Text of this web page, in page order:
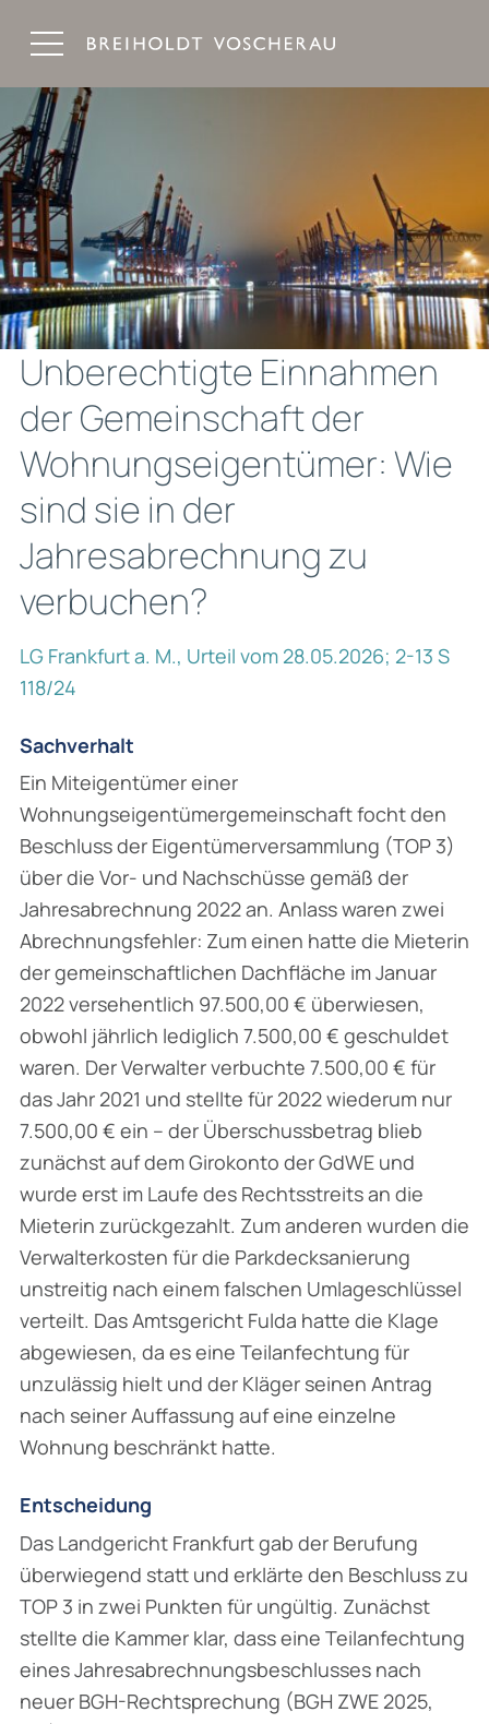
Unberechtigte Einnahmen
der Gemeinschaft der
Wohnungseigentümer: Wie
sind sie in der
Jahresabrechnung zu
verbuchen?
LG Frankfurt a. M., Urteil vom 28.05.2026; 2-13 S
118/24
Sachverhalt
Ein Miteigentümer einer
Wohnungseigentümergemeinschaft focht den
Beschluss der Eigentümerversammlung (TOP 3)
über die Vor- und Nachschüsse gemäß der
Jahresabrechnung 2022 an. Anlass waren zwei
Abrechnungsfehler: Zum einen hatte die Mieterin
der gemeinschaftlichen Dachfläche im Januar
2022 versehentlich 97.500,00 € überwiesen,
obwohl jährlich lediglich 7.500,00 € geschuldet
waren. Der Verwalter verbuchte 7.500,00 € für
das Jahr 2021 und stellte für 2022 wiederum nur
7.500,00 € ein – der Überschussbetrag blieb
zunächst auf dem Girokonto der GdWE und
wurde erst im Laufe des Rechtsstreits an die
Mieterin zurückgezahlt. Zum anderen wurden die
Verwalterkosten für die Parkdecksanierung
unstreitig nach einem falschen Umlageschlüssel
verteilt. Das Amtsgericht Fulda hatte die Klage
abgewiesen, da es eine Teilanfechtung für
unzulässig hielt und der Kläger seinen Antrag
nach seiner Auffassung auf eine einzelne
Wohnung beschränkt hatte.
Entscheidung
Das Landgericht Frankfurt gab der Berufung
überwiegend statt und erklärte den Beschluss zu
TOP 3 in zwei Punkten für ungültig. Zunächst
stellte die Kammer klar, dass eine Teilanfechtung
eines Jahresabrechnungsbeschlusses nach
neuer BGH-Rechtsprechung (BGH ZWE 2025,